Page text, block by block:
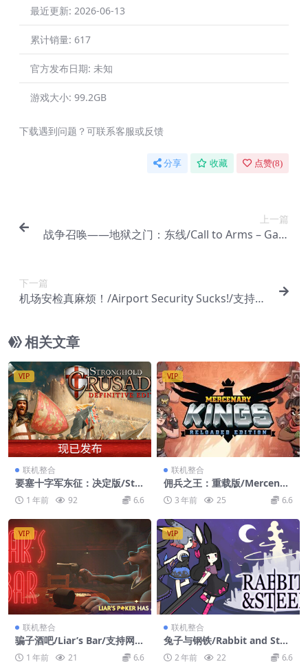
最近更新: 2026-06-13
累计销量: 617
官方发布日期: 未知
游戏大小: 99.2GB
下载遇到问题？可联系客服或反馈
分享 收藏 点赞(8)
上一篇
战争召唤——地狱之门：东线/Call to Arms – Gate
下一篇
机场安检真麻烦！/Airport Security Sucks!/支持网
相关文章
VIP
联机整合
要塞十字军东征：决定版/Str
onghold Crusader: Definiti
ve Edition/支持网络联机
1 年前 92 6.6
VIP
联机整合
佣兵之王：重载版/Mercenar
y Kings: Reloaded Edition/
支持网络联机
3 年前 25 6.6
VIP
联机整合
骗子酒吧/Liar’s Bar/支持网络
联机1 年前 21 6.6
VIP
联机整合
兔子与钢铁/Rabbit and Stee
l/支持网络联机
2 年前 22 6.6